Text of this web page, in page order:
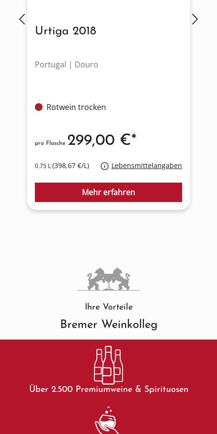
Urtiga 2018
Portugal | Douro
Rotwein trocken
0.75 L(398,67 €/L) Lebensmittelangaben
pro Flasche 299,00 €*
Mehr erfahren
Ihre Vorteile
Bremer Weinkolleg
Über 2.500 Premiumweine & Spirituosen